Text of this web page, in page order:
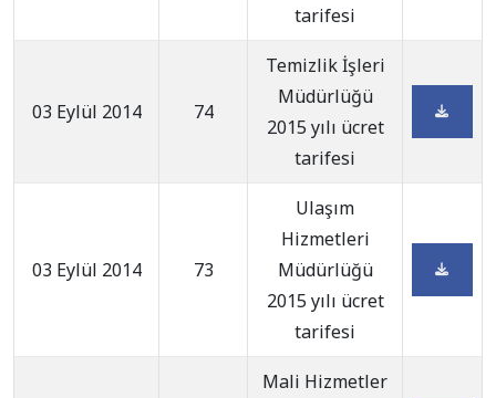
tarifesi
03 Eylül 2014 74
Temizlik İşleri
Müdürlüğü
2015 yılı ücret
tarifesi
03 Eylül 2014 73
Ulaşım
Hizmetleri
Müdürlüğü
2015 yılı ücret
tarifesi
Mali Hizmetler